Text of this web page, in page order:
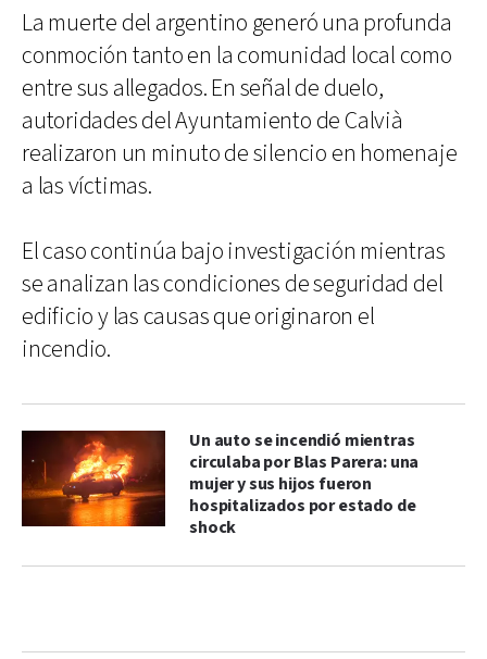
La muerte del argentino generó una profunda
conmoción tanto en la comunidad local como
entre sus allegados. En señal de duelo,
autoridades del Ayuntamiento de Calvià
realizaron un minuto de silencio en homenaje
a las víctimas.
El caso continúa bajo investigación mientras
se analizan las condiciones de seguridad del
edificio y las causas que originaron el
incendio.
Un auto se incendió mientras
circulaba por Blas Parera: una
mujer y sus hijos fueron
hospitalizados por estado de
shock